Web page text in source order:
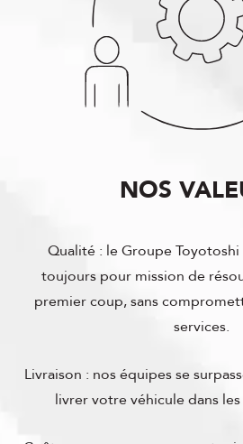
NOS
Qualité : le Groupe Toyotoshi
toujours pour mission de
premier coup, sans
services.
Livraison : nos équipes se
livrer votre véhicule dans